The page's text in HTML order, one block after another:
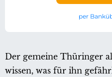
per
Der gemeine Thüringer
wissen, was für ihn